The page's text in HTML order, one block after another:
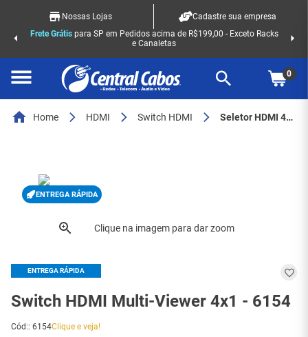
Nossas Lojas
Cadastre sua empresa
Frete Grátispara SP em Pedidos acima de R$199,00 - Exceto Racks
e Canaletas
0
Home HDMI Switch HDMI Seletor HDMI 4x1 Multi-Viewer - 6154
ENTREGA RÁPIDA
ENTREGA RÁPIDA
Switch HDMI Multi-Viewer 4x1 - 6154
Cód:: 6154Clique e veja!